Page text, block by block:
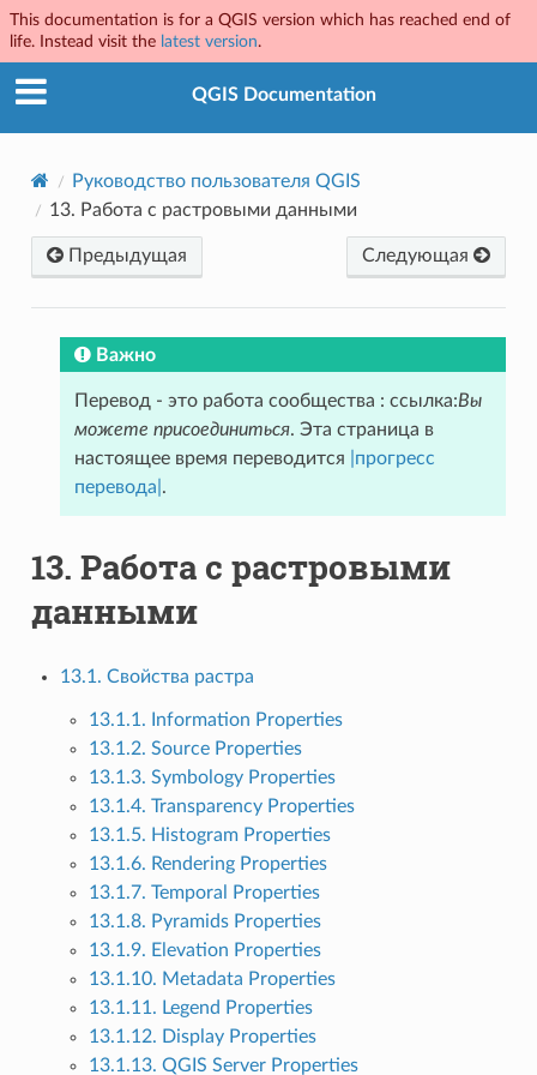
This documentation is for a QGIS version which has reached end of
life. Instead visit the latest version.
QGIS Documentation
Руководство пользователя QGIS
13. Работа с растровыми данными
Предыдущая Следующая
Важно
Перевод - это работа сообщества : ссылка:Вы
можете присоединиться. Эта страница в
настоящее время переводится
|прогресс
перевода| .
13. Работа с растровыми
данными
13.1. Свойства растра
13.1.1. Information Properties
13.1.2. Source Properties
13.1.3. Symbology Properties
13.1.4. Transparency Properties
13.1.5. Histogram Properties
13.1.6. Rendering Properties
13.1.7. Temporal Properties
13.1.8. Pyramids Properties
13.1.9. Elevation Properties
13.1.10. Metadata Properties
13.1.11. Legend Properties
13.1.12. Display Properties
13.1.13. QGIS Server Properties